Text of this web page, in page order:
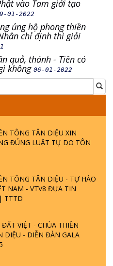
vào Tam giới tạo
01-2022
ủng hộ phong thiền
chỉ định thì giải
quả, thánh - Tiên có
không 06-01-2022
TÔNG TÂN DIỆU XIN
ĐÚNG LUẬT TỰ DO TÔN
TÔNG TÂN DIỆU - TỰ HÀO
NAM - VTV8 ĐƯA TIN
TTTD
VIỆT - CHÙA THIỀN
DIỆU - DIỄN ĐÀN GALA